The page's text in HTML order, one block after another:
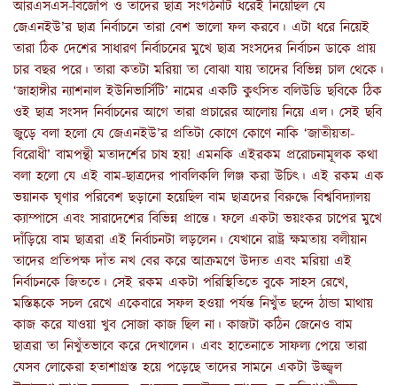
আরএসএস-বিজেপি ও তাদের ছাত্র সংগঠনটি ধরেই নিয়েছিল যে
জেএনইউ’র ছাত্র নির্বাচনে তারা বেশ ভালো ফল করবে। এটা ধরে নিয়েই
তারা ঠিক দেশের সাধারণ নির্বাচনের মুখে ছাত্র সংসদের নির্বাচন ডাকে প্রায়
চার বছর পরে। তারা কতটা মরিয়া তা বোঝা যায় তাদের বিভিন্ন চাল থেকে।
‘জাহাঙ্গীর ন্যাশনাল ইউনিভার্সিটি’ নামের একটি কুৎসিত বলিউডি ছবিকে ঠিক
ওই ছাত্র সংসদ নির্বাচনের আগে তারা প্রচারের আলোয় নিয়ে এল। সেই ছবি
জুড়ে বলা হলো যে জেএনইউ’র প্রতিটা কোণে কোণে নাকি ‘জাতীয়তা-
বিরোধী’ বামপন্থী মতাদর্শের চাষ হয়! এমনকি এইরকম প্ররোচনামূলক কথা
বলা হলো যে এই বাম-ছাত্রদের পাবলিকলি লিঞ্জ করা উচিৎ। এই রকম এক
ভয়ানক ঘৃণার পরিবেশ ছড়ানো হয়েছিল বাম ছাত্রদের বিরুদ্ধে বিশ্ববিদ্যালয়
ক্যাম্পাসে এবং সারাদেশের বিভিন্ন প্রান্তে। ফলে একটা ভয়ংকর চাপের মুখে
দাঁড়িয়ে বাম ছাত্ররা এই নির্বাচনটা লড়লেন। যেখানে রাষ্ট্র ক্ষমতায় বলীয়ান
তাদের প্রতিপক্ষ দাঁত নখ বের করে আক্রমণে উদ্যত এবং মরিয়া এই
নির্বাচনকে জিততে। সেই রকম একটা পরিস্থিতিতে বুকে সাহস রেখে,
মস্তিষ্ককে সচল রেখে একেবারে সফল হওয়া পর্যন্ত নিখুঁত ছন্দে ঠান্ডা মাথায়
কাজ করে যাওয়া খুব সোজা কাজ ছিল না। কাজটা কঠিন জেনেও বাম
ছাত্ররা তা নিখুঁতভাবে করে দেখালেন। এবং হাতেনাতে সাফল্য পেয়ে তারা
যেসব লোকেরা হতাশাগ্রস্ত হয়ে পড়েছে তাদের সামনে একটা উজ্জ্বল